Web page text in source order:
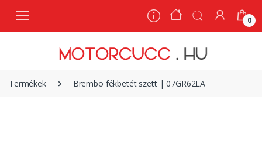
0
Termékek Brembo fékbetét szett | 07GR62LA
0